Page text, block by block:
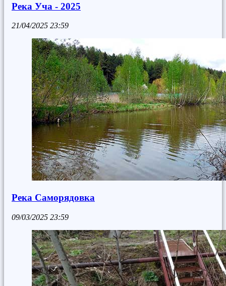
Река Уча - 2025
21/04/2025 23:59
Река Саморядовка
09/03/2025 23:59